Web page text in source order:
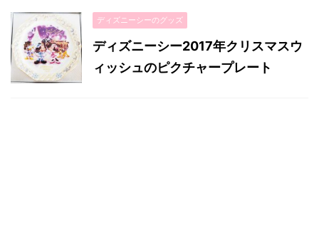
ディズニーシーのグッズ
ディズニーシー2017年クリスマスウ
ィッシュのピクチャープレート